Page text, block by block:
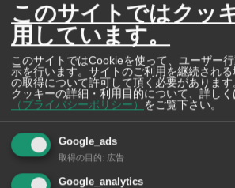
Windows11にアップグレート
は
このサイトではクッ
用しています。
このサイトではCookieを使って、ユーザー
示を行います。サイトのご利用を継続され
の取得について許可して頂く必要があります
クッキーの詳細・利用目的について、詳しく
（プライバシーポリシー）
をご覧下さい。
Google_ads
取得の目的: 広告
Google_analytics